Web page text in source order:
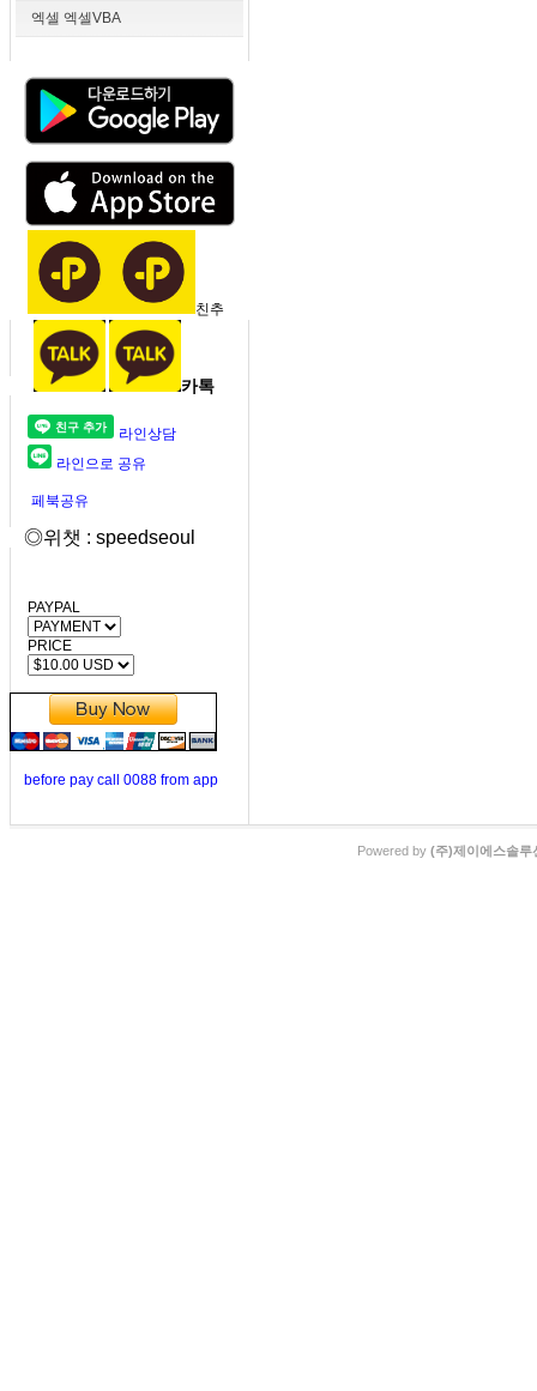
엑셀 엑셀VBA
친추
카톡
라인상담
라인으로 공유
페북공유
◎위챗 : speedseoul
PAYPAL
PRICE
before pay call 0088 from app
Powered by (주)제이에스솔루